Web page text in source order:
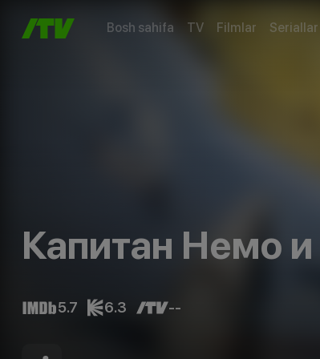
Bosh sahifa TV Filmlar Seriallar
Капитан Немо
5.7 6.3 --